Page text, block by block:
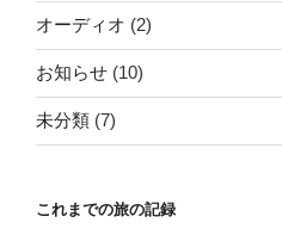
オーディオ (2)
お知らせ (10)
未分類 (7)
これまでの旅の記録